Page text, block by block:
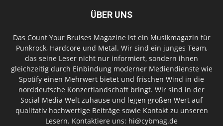
ÜBER UNS
Das Count Your Bruises Magazine ist ein Musikmagazin für
Punkrock, Hardcore und Metal. Wir sind ein junges Team,
das seine Leser nicht nur informiert, sondern ihnen
gleichzeitig durch Einbindung moderner Mediendienste wie
Spotify einen Mehrwert bietet und frischen Wind in die
norddeutsche Konzertlandschaft bringt. Wir sind in der
Social Media Welt zuhause und legen großen Wert auf
qualitativ hochwertige Beiträge sowie Kontakt zu unseren
Lesern. Kontaktiere uns: hi@cybmag.de